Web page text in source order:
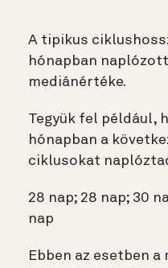
A tipikus
hónapban
mediánértéke.
Tegyük fel például,
hónapban a
ciklusokat
28 nap; 28 nap; 30
nap
Ebben az esetben